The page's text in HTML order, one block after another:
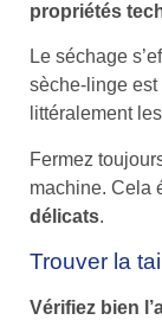
propriétés
Le séchage
sèche-linge est
littéralement
Fermez
machine. Cela
délicats.
Trouver la
Vérifiez bien